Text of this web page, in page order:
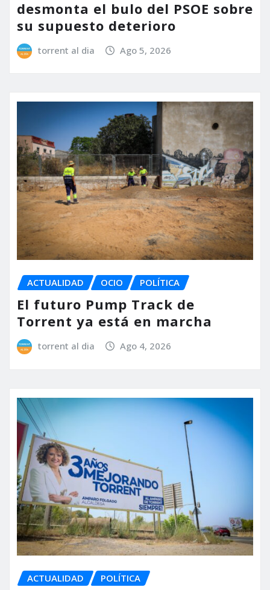
desmonta el bulo del PSOE sobre
su supuesto deterioro
torrent al dia Ago 5, 2026
ACTUALIDAD OCIO POLÍTICA
El futuro Pump Track de
Torrent ya está en marcha
torrent al dia Ago 4, 2026
ACTUALIDAD POLÍTICA